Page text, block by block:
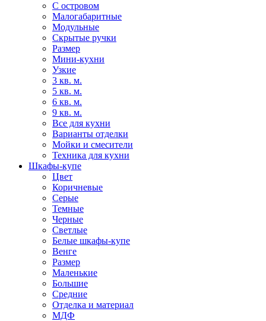
С островом
Малогабаритные
Модульные
Скрытые ручки
Размер
Мини-кухни
Узкие
3 кв. м.
5 кв. м.
6 кв. м.
9 кв. м.
Все для кухни
Варианты отделки
Мойки и смесители
Техника для кухни
Шкафы-купе
Цвет
Коричневые
Серые
Темные
Черные
Светлые
Белые шкафы-купе
Венге
Размер
Маленькие
Большие
Средние
Отделка и материал
МДФ